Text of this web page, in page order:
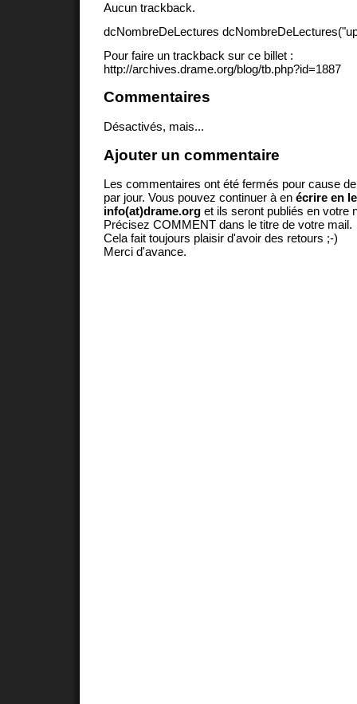
Aucun trackback.
dcNombreDeLectures
Pour faire un trackback sur ce billet :
http://archives.drame.org/blog/tb.php?id=1887
Commentaires
Désactivés, mais...
Ajouter un commentaire
Les commentaires ont été fermés pour cause
par jour. Vous pouvez continuer à en écrire en
info(at)drame.org et ils seront publiés en votre
Précisez COMMENT dans le titre de votre mail.
Cela fait toujours plaisir d'avoir des retours ;-)
Merci d'avance.